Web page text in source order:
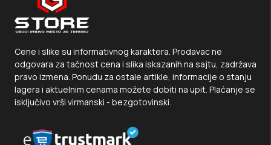
Cene i slike su informativnog karaktera. Prodavac ne
odgovara za tačnost cena i slika iskazanih na sajtu, zadržava
pravo izmena. Ponudu za ostale artikle, informacije o stanju
lagera i aktuelnim cenama možete dobiti na upit. Plaćanje se
isključivo vrši virmanski - bezgotovinski.